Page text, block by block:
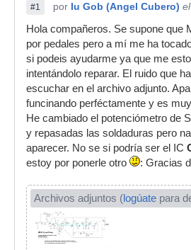
#1 por Iu Gob (Angel Cubero)
Hola compañeros. Se supone que
por pedales pero a mí me ha
si podeis ayudarme ya que me
intentándolo reparar. El ruido que
escuchar en el archivo adjunto.
funcinando perféctamente y es
He cambiado el potenciómetro de
y repasadas las soldaduras pero
aparecer. No se si podría ser el IC
estoy por ponerle otro
: Gracias
Archivos adjuntos (logúate para